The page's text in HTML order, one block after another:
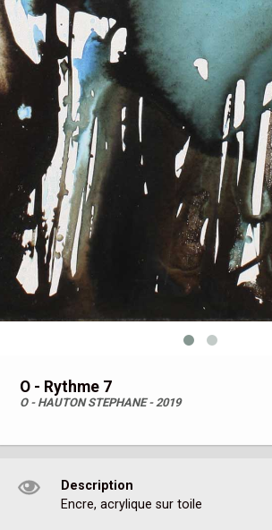
O - Rythme 7
O - HAUTON STEPHANE - 2019
Description
Encre, acrylique sur toile